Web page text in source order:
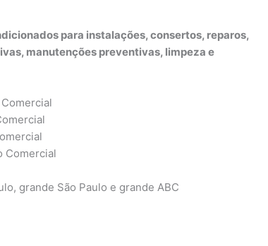
para instalações, consertos, reparos,
manutenções preventivas, limpeza e
Comercial
grande São Paulo e grande ABC